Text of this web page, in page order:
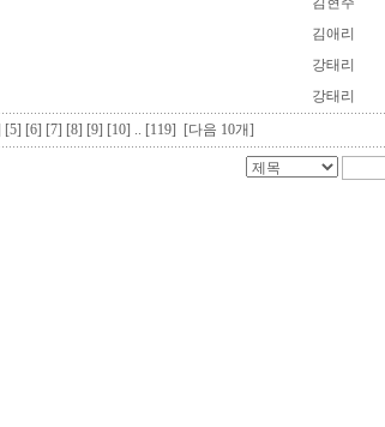
김애리
강태리
강태리
[5] [6] [7] [8] [9] [10] .. [119] [다음 10개]